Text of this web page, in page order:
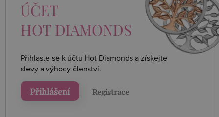
ÚČET
HOT DIAMONDS
Přihlaste se k účtu Hot Diamonds a získejte
slevy a výhody členství.
Přihlášení Registrace